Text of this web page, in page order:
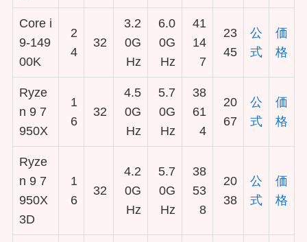
Core i
9-149
00K
2
4
32
3.2
0G
Hz
6.0
0G
Hz
41
14
7
23
45
公
式
価
格
Ryze
n 9 7
950X
1
6
32
4.5
0G
Hz
5.7
0G
Hz
38
61
4
20
67
公
式
価
格
Ryze
n 9 7
950X
3D
1
6
32
4.2
0G
Hz
5.7
0G
Hz
38
53
8
20
38
公
式
価
格